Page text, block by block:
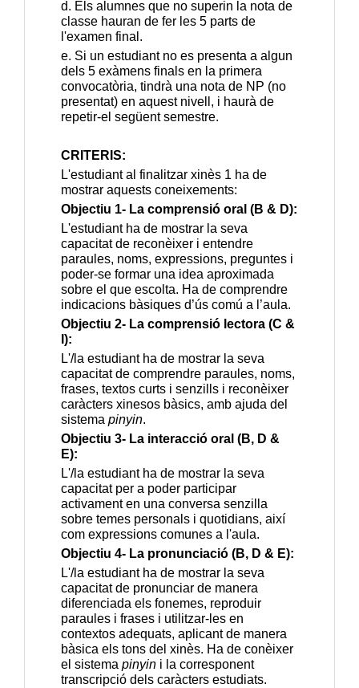
d. Els alumnes que no superin la nota de
classe hauran de fer les 5 parts de
l'examen final.
e. Si un estudiant no es presenta a algun
dels 5 exàmens finals en la primera
convocatòria, tindrà una nota de NP (no
presentat) en aquest nivell, i haurà de
repetir-el següent semestre.
CRITERIS:
L'estudiant al finalitzar xinès 1 ha de
mostrar aquests coneixements:
Objectiu 1- La comprensió oral (B & D):
L'estudiant ha de mostrar la seva
capacitat de reconèixer i entendre
paraules, noms, expressions, preguntes i
poder-se formar una idea aproximada
sobre el que escolta. Ha de comprendre
indicacions bàsiques d’ús comú a l’aula.
Objectiu 2- La comprensió lectora (C &
I):
L'/la estudiant ha de mostrar la seva
capacitat de comprendre paraules, noms,
frases, textos curts i senzills i reconèixer
caràcters xinesos bàsics, amb ajuda del
sistema pinyin.
Objectiu 3- La interacció oral (B, D &
E):
L'/la estudiant ha de mostrar la seva
capacitat per a poder participar
activament en una conversa senzilla
sobre temes personals i quotidians, així
com expressions comunes a l'aula.
Objectiu 4- La pronunciació (B, D & E):
L'/la estudiant ha de mostrar la seva
capacitat de pronunciar de manera
diferenciada els fonemes, reproduir
paraules i frases i utilitzar-les en
contextos adequats, aplicant de manera
bàsica els tons del xinès. Ha de conèixer
el sistema pinyin i la corresponent
transcripció dels caràcters estudiats.